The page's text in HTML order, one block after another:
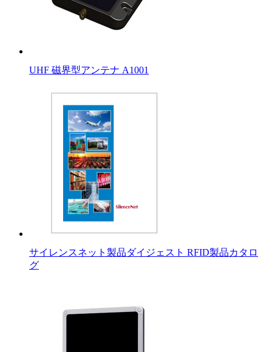
UHF 磁界型アンテナ A1001
サイレンスネット製品ダイジェスト RFID製品カタロ
グ